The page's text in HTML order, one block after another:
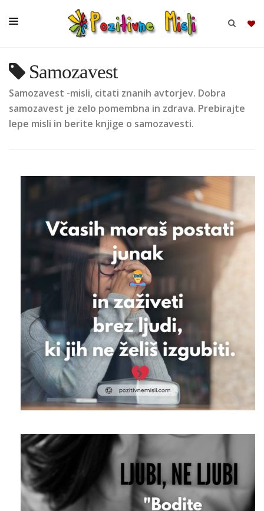
SKUPINE
MISLI
Samozavest
Samozavest -misli, citati znanih avtorjev. Dobra
samozavest je zelo pomembna in zdrava. Prebirajte
lepe misli in berite knjige o samozavesti.